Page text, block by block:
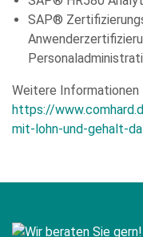
SAP®
Weitere Informationen
https://
mit-lohn-und-gehalt-